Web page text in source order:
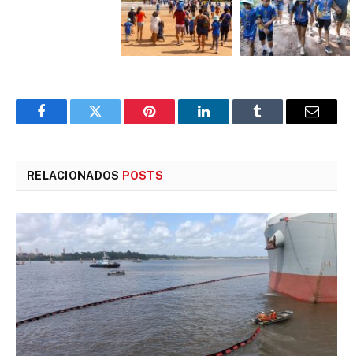
FacebookTwitter Pinterest LinkedInTumblr
E-
RELACIONADOS POSTS